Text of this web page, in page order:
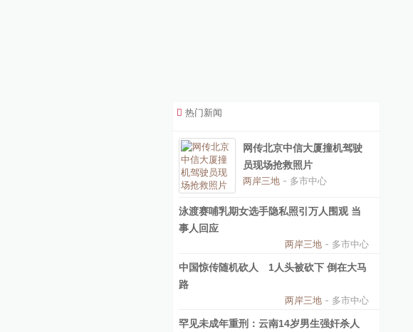
热门新闻
网传北京中信大厦撞机驾驶
员现场抢救照片
两岸三地 - 多市中心
泳渡赛哺乳期女选手隐私照引万人围观 当
事人回应
两岸三地 - 多市中心
中国惊传随机砍人 1人头被砍下 倒在大马
路
两岸三地 - 多市中心
罕见未成年重刑：云南14岁男生强奸杀人